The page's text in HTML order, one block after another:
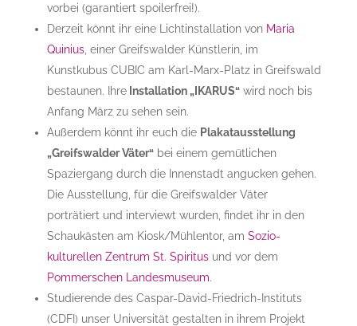
vorbei (garantiert spoilerfrei!).
Derzeit könnt ihr eine Lichtinstallation von Maria
Quinius, einer Greifswalder Künstlerin, im
Kunstkubus CUBIC am Karl-Marx-Platz in Greifswald
bestaunen. IhreInstallation „IKARUS“wird noch bis
Anfang März zu sehen sein.
Außerdem könnt ihr euch die Plakatausstellung
„Greifswalder Väter“bei einem gemütlichen
Spaziergang durch die Innenstadt angucken gehen.
Die Ausstellung, für die Greifswalder Väter
porträtiert und interviewt wurden, findet ihr in den
Schaukästen am Kiosk/Mühlentor, am Sozio-
kulturellen Zentrum St. Spiritusund vor dem
Pommerschen Landesmuseum.
Studierende des Caspar-David-Friedrich-Instituts
(CDFI) unser Universität gestalten in ihrem Projekt